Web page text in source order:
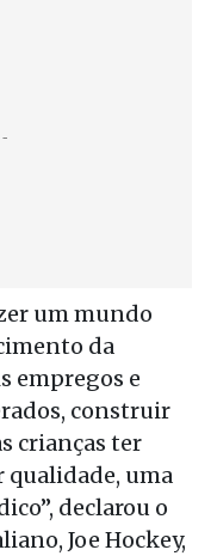
um mundo
da
empregos e
construir
crianças ter
qualidade, uma
declarou o
Joe Hockey,